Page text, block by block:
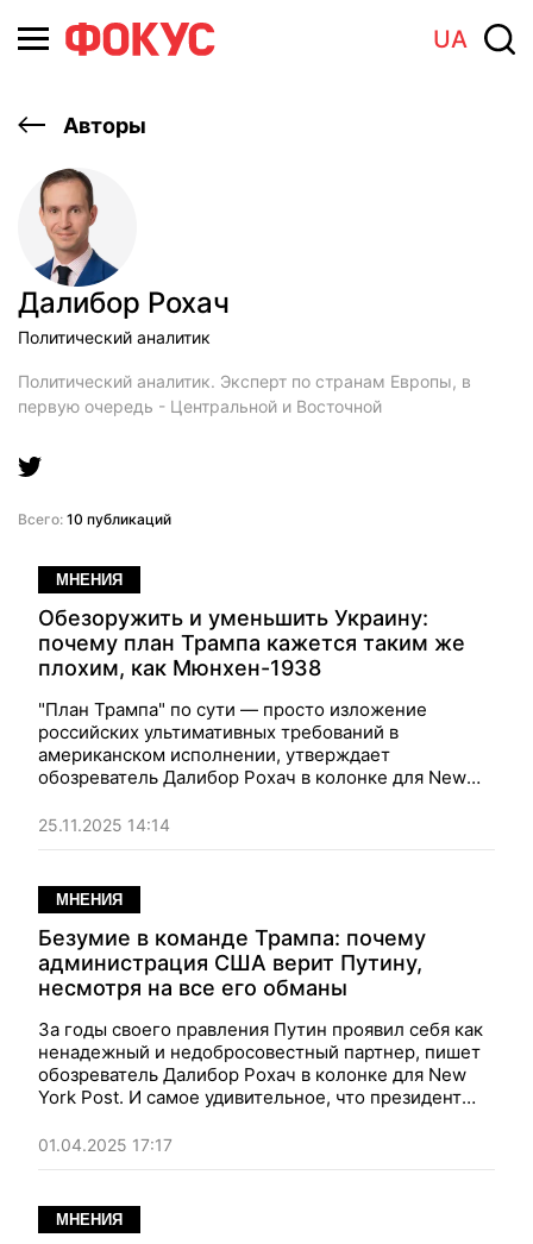
UA
Авторы
Далибор Рохач
Политический аналитик
Политический аналитик. Эксперт по странам Европы, в
первую очередь - Центральной и Восточной
Всего: 10 публикаций
МНЕНИЯ
Обезоружить и уменьшить Украину:
почему план Трампа кажется таким же
плохим, как Мюнхен-1938
"План Трампа" по сути — просто изложение
российских ультимативных требований в
американском исполнении, утверждает
обозреватель Далибор Рохач в колонке для New
Мюхненский договор 1938 года, отдавший
Чехословакию на растерзание Гитлеру.
25.11.2025 14:14
МНЕНИЯ
Безумие в команде Трампа: почему
администрация США верит Путину,
несмотря на все его обманы
За годы своего правления Путин проявил себя как
ненадежный и недобросовестный партнер, пишет
обозреватель Далибор Рохач в колонке для New
York Post. И самое удивительное, что президент
продолжает о чем-то с ним договариваться!
01.04.2025 17:17
МНЕНИЯ